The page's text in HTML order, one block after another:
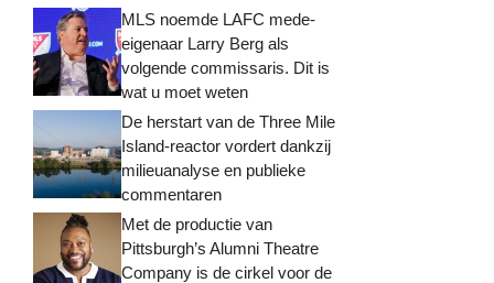
MLS noemde LAFC mede-
eigenaar Larry Berg als
volgende commissaris. Dit is
wat u moet weten
De herstart van de Three Mile
Island-reactor vordert dankzij
milieuanalyse en publieke
commentaren
Met de productie van
Pittsburgh’s Alumni Theatre
Company is de cirkel voor de